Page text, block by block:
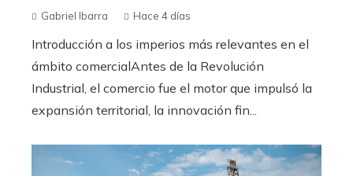
Gabriel Ibarra Hace 4 días
Introducción a los imperios más relevantes en el
ámbito comercialAntes de la Revolución
Industrial, el comercio fue el motor que impulsó la
expansión territorial, la innovación fin...